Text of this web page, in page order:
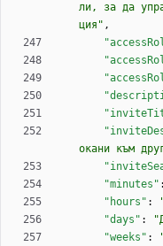
ли, за да
ция" ,
окани към
"minutes" :
"hours" :
"days" :
"weeks" :